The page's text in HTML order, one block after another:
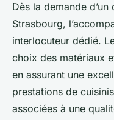
Dès la demande
Strasbourg,
interlocuteur dédié.
choix des matériaux
en assurant une
prestations de
associées à une